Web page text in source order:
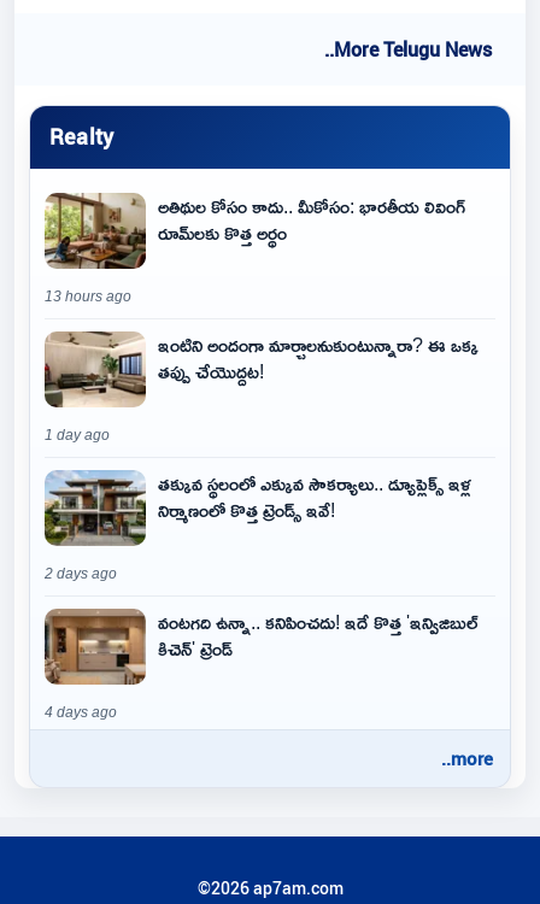
..More Telugu News
Realty
అతిథుల కోసం కాదు.. మీకోసం: భారతీయ లివింగ్
రూమ్‌లకు కొత్త అర్థం
13 hours ago
ఇంటిని అందంగా మార్చాలనుకుంటున్నారా? ఈ ఒక్క
తప్పు చేయొద్దట!
1 day ago
తక్కువ స్థలంలో ఎక్కువ సౌకర్యాలు.. డ్యూప్లెక్స్ ఇళ్ల
నిర్మాణంలో కొత్త ట్రెండ్స్ ఇవే!
2 days ago
వంటగది ఉన్నా.. కనిపించదు! ఇదే కొత్త 'ఇన్విజిబుల్
కిచెన్' ట్రెండ్
4 days ago
..more
©2026 ap7am.com